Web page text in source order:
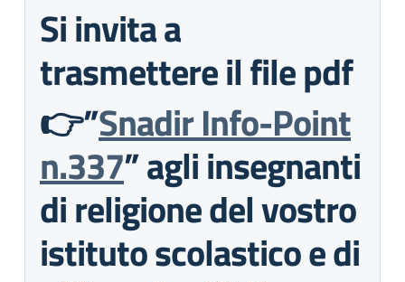
Si invita a
trasmettere il file pdf
👉”Snadir Info-Point
n.337” agli insegnanti
di religione del vostro
istituto scolastico e di